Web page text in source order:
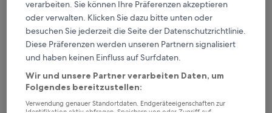
Verdiene Prämien für jede
wahrgenommene Übernachtung
Mehr sparen mit Preisen für Mitglieder
Überprüfe die Preise für diese Daten
verarbeiten. Sie können Ihre Präferenzen akzeptieren
oder verwalten. Klicken Sie dazu bitte unten oder
besuchen Sie jederzeit die Seite der Datenschutzrichtlinie.
Diese Präferenzen werden unseren Partnern signalisiert
und haben keinen Einfluss auf Surfdaten.
Wir und unsere Partner verarbeiten Daten, um
Folgendes bereitzustellen:
Verwendung genauer Standortdaten. Endgeräteeigenschaften zur